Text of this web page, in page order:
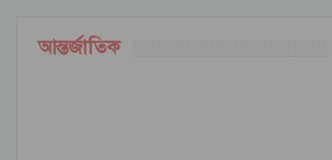
আন্তর্জাতিক